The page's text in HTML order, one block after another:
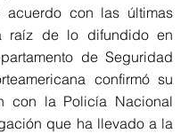
con las últimas
raíz de lo difundido en
de Seguridad
confirmó su
con la Policía Nacional
que ha llevado a la